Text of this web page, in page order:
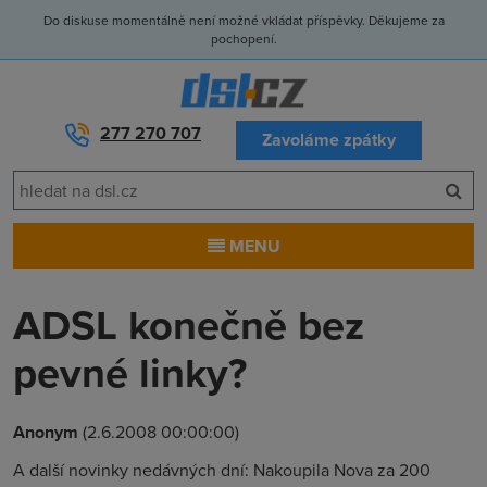
Do diskuse momentálně není možné vkládat příspěvky. Děkujeme za
pochopení.
277 270 707 Zavoláme zpátky
MENU
ADSL konečně bez
pevné linky?
Anonym (2.6.2008 00:00:00)
A další novinky nedávných dní: Nakoupila Nova za 200